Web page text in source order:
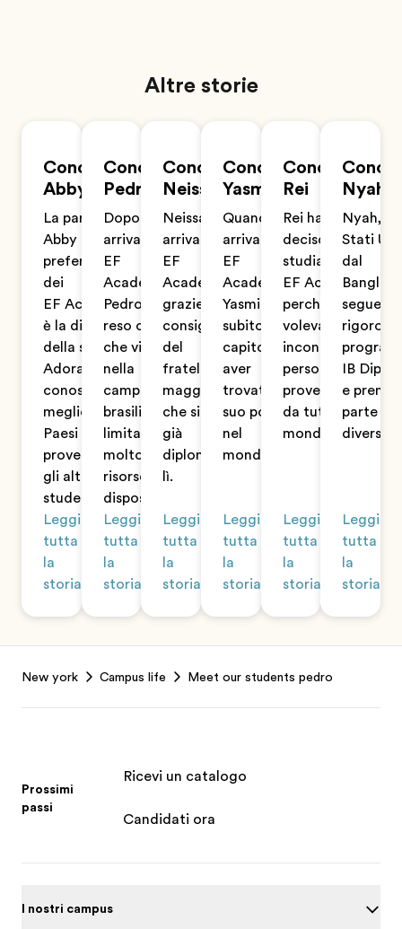
Altre storie
Conosci
Abby
La parte che
Abby
preferisce
dei
EF Academy
è la diversità
della scuola.
Adora
conoscere
meglio i
Paesi da cui
provengono
gli altri
studenti.
Leggi
tutta
la
storia
Conosci
Pedro
Dopo essere
arrivato a
EF
Academy,
Pedro si è
reso conto
che vivere
nella
campagna
brasiliana ha
limitato
molto le
risorse a sua
disposizione.
Leggi
tutta
la
storia
Conosci
Neissa
Neissa è
arrivata a
EF
Academy
grazie al
consiglio
del
fratello
maggiore
che si era
già
diplomato
lì.
Leggi
tutta
la
storia
Conosci
Yasmin
Quando è
arrivata a
EF
Academy,
Yasmin ha
subito
capito di
aver
trovato il
suo posto
nel
mondo.
Leggi
tutta
la
storia
Conosci
Rei
Rei ha
deciso di
studiare a
EF Academy
perché
voleva
incontrare
persone
provenienti
da tutto il
mondo.
Leggi
tutta
la
storia
Nyah
Nyah,
Stati
dal
segue il
rigoroso
IB
e prende
parte a
diversi
Leggi
tutta
la
storia
New york Campus life Meet our students pedro
Prossimi
passi
Ricevi un catalogo
Candidati ora
I nostri campus